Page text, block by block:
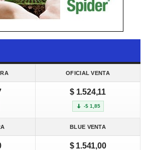
OFICIAL VENTA
$ 1.524,11
-$ 1,85
BLUE VENTA
$ 1.541,00